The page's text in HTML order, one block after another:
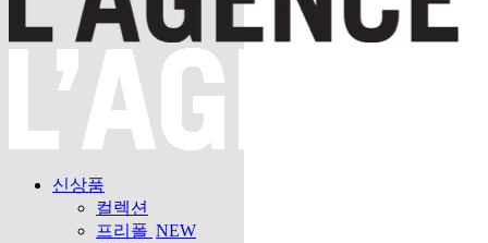
신상품
컬렉션
프리폴 NEW